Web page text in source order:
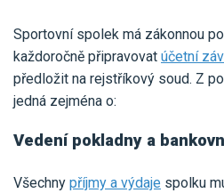
Sportovní spolek má zákonnou
každoročně připravovat účetní
předložit na rejstříkový soud. Z
jedná zejména o:
Vedení pokladny a
Všechny příjmy a výdaje spolku